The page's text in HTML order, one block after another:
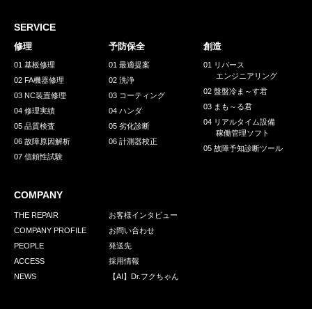
GREEN CHALLENGE
環境への取り組み
お問い合わせ 発送先
SERVICE
修理
01 基板修理
02 FA機器修理
03 NC装置修理
04 修理実績
05 品質検査
06 故障原因解析
07 信頼性試験
予防保全
01 最適提案
02 洗浄
03 コーティング
04 ハンダ
05 劣化診断
06 計測器校正
創造
01 リバース
エンジニアリング
02 盤盤冷ま～す君
03 まも～る君
04 リアルタイム設備
稼働管理ソフト
05 故障予知診断ツール
COMPANY
THE REPAIR
COMPANY PROFILE
PEOPLE
ACCESS
NEWS
お客様インタビュー
お問い合わせ
発送先
採用情報
【AI】Dr.フクちゃん